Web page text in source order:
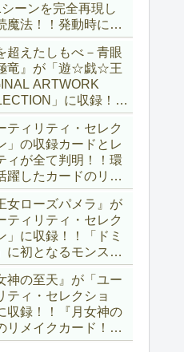
ーンを完全再現し
魔法！！発動時に無
モンスターを裏返す
、なかなかの影響力
～。「Ｖジャンプ
10月号)」付属カー
遊戯王OCG】
超えたしもべ－青眼
竜』が「遊☆戯☆王
ARTWORK
」に収録！！
撃と除去、強固な
、正しく『強靭！無
強！』な「ブルーア
が登場です！！【遊
】
ティリティ・セレク
」の収録カードとレ
ィが全て判明！！環
躍したカードのリメ
多数収録！！調整版
の指名者』や「ドミ
の少女のカード化な
目要素が満載ですね
遊戯王OCG】
女ローズパメラ』が
ティリティ・セレク
」に収録！！「ドミ
に初となるモンスタ
場！！『聖王の粉
『列王詩篇』に描か
た少女で、実際にこ
を強力にサポートし
すね！！【遊戯王
神の至天』が「ユー
ティ・セレクショ
収録！！『月女神の
リメイクカード！！
向が読めなくなりま